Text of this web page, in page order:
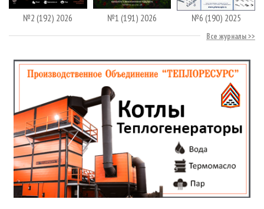
№2 (192) 2026 №1 (191) 2026 №6 (190) 2025
Все журналы